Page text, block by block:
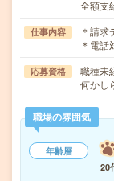
全額支
仕事内容
＊請求
＊電
応募資格
職種未
何かし
職場の雰囲気
年齢層
20